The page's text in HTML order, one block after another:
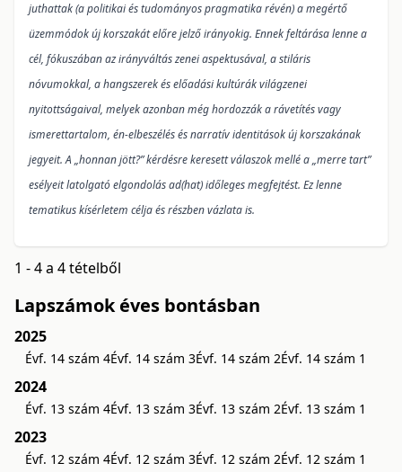
juthattak (a politikai és tudományos pragmatika révén) a megértő
üzemmódok új korszakát előre jelző irányokig. Ennek feltárása lenne a
cél, fókuszában az irányváltás zenei aspektusával, a stiláris
nóvumokkal, a hangszerek és előadási kultúrák világzenei
nyitottságaival, melyek azonban még hordozzák a rávetítés vagy
ismerettartalom, én-elbeszélés és narratív identitások új korszakának
jegyeit. A „honnan jött?” kérdésre keresett válaszok mellé a „merre tart”
esélyeit latolgató elgondolás ad(hat) időleges megfejtést. Ez lenne
tematikus kísérletem célja és részben vázlata is.
1 - 4 a 4 tételből
Lapszámok éves bontásban
2025
Évf. 14 szám 4Évf. 14 szám 3Évf. 14 szám 2Évf. 14 szám 1
2024
Évf. 13 szám 4Évf. 13 szám 3Évf. 13 szám 2Évf. 13 szám 1
2023
Évf. 12 szám 4Évf. 12 szám 3Évf. 12 szám 2Évf. 12 szám 1